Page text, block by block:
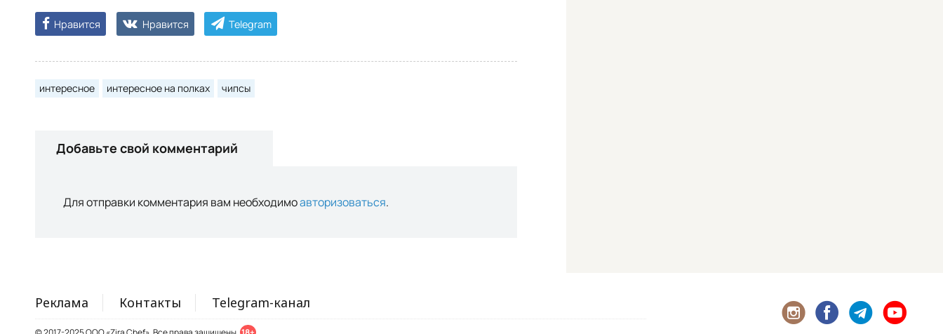
Нравится Нравится Telegram
интересное интересное на полках чипсы
Добавьте свой комментарий
Для отправки комментария вам необходимоавторизоваться.
Реклама Контакты Telegram-канал